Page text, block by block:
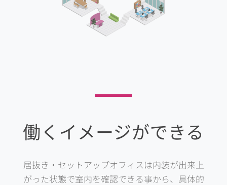
働くイメージができる
居抜き・セットアップオフィスは内装が出来上
がった状態で室内を確認できる事から、具体的